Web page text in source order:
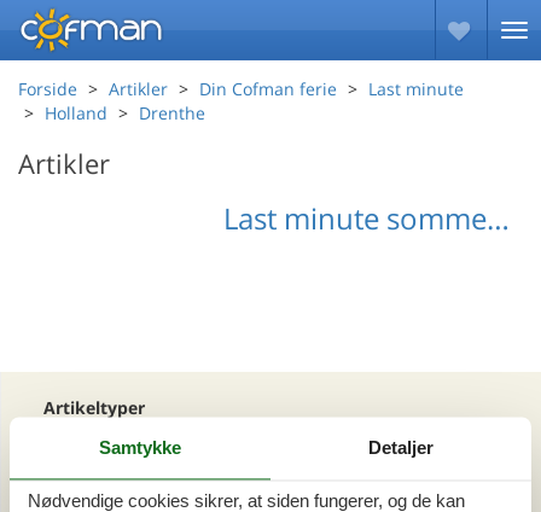
Forside Artikler Din Cofman ferie
Last minute
Holland
Drenthe
Artikler
Last minute sommerhuse Drenthe
Artikeltyper
Din Cofman ferie
Samtykke Detaljer
Nødvendige cookies sikrer, at siden fungerer, og de kan